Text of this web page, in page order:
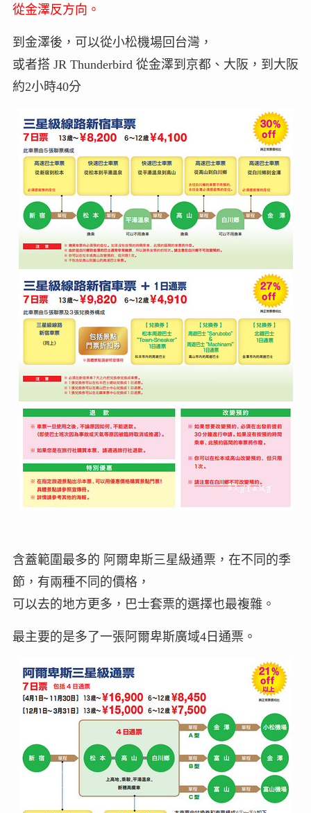
從金澤反方向。
到金澤後，可以從小松機場回台灣，
或者搭 JR Thunderbird 從金澤到京都、大阪，到大阪
約2小時40分
含蓋範圍最多的 阿爾卑斯三星級通票，在不同的季
節，有兩種不同的價格，
可以去的地方更多，巴士套票的選擇也最複雜。
最主要的是多了一張阿爾卑斯廣域4日通票。